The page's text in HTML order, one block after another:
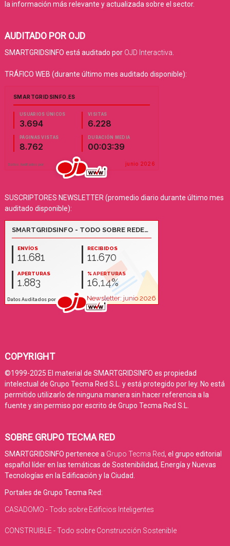
la información más relevante y actualizada sobre el sector.
AUDITADO POR OJD
SMARTGRIDSINFO está auditado por OJD Interactiva
TRÁFICO WEB (durante último mes auditado disponible):
SUSCRIPTORES NEWSLETTER (promedio diario durante último mes
auditado disponible):
COPYRIGHT
©1999-2025 El material de SMARTGRIDSINFO es propiedad
intelectual de Grupo Tecma Red S.L. y está protegido por ley. No está
permitido utilizarlo de ninguna manera sin hacer referencia a la
fuente y sin permiso por escrito de Grupo Tecma Red S.L.
SOBRE GRUPO TECMA RED
SMARTGRIDSINFO pertenece a Grupo Tecma Red, el grupo editorial
español líder en las temáticas de Sostenibilidad, Energía y Nuevas
Tecnologías en la Edificación y la Ciudad.
Portales de Grupo Tecma Red:
CASADOMO - Todo sobre Edificios Inteligentes
CONSTRUIBLE - Todo sobre Construcción Sostenible